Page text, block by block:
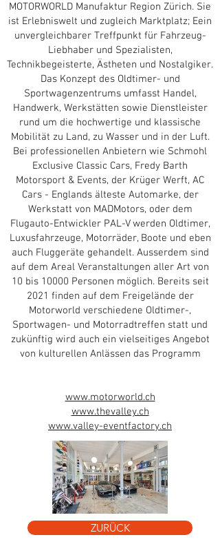
MOTORWORLD Manufaktur Region Zürich. Sie
ist Erlebniswelt und zugleich Marktplatz; Eein
unvergleichbarer Treffpunkt für Fahrzeug-
Liebhaber und Spezialisten,
Technikbegeisterte, Ästheten und Nostalgiker.
Das Konzept des Oldtimer- und
Sportwagenzentrums umfasst Handel,
Handwerk, Werkstätten sowie Dienstleister
rund um die hochwertige und klassische
Mobilität zu Land, zu Wasser und in der Luft.
Bei professionellen Anbietern wie Schmohl
Exclusive Classic Cars, Fredy Barth
Motorsport & Events, der Krüger Werft, AC
Cars - Englands älteste Automarke, der
Werkstatt von MADMotors, oder dem
Flugauto-Entwickler PAL-V werden Oldtimer,
Luxusfahrzeuge, Motorräder, Boote und eben
auch Fluggeräte gehandelt. Ausserdem sind
auf dem Areal Veranstaltungen aller Art von
10 bis 10000 Personen möglich. Bereits seit
2021 finden auf dem Freigelände der
Motorworld verschiedene Oldtimer-,
Sportwagen- und Motorradtreffen statt und
zukünftig wird auch ein vielseitiges Angebot
von kulturellen Anlässen das Programm
www.motorworld.ch
www.thevalley.ch
www.valley-eventfactory.ch
The Valley_Motorworld
ZURÜCK